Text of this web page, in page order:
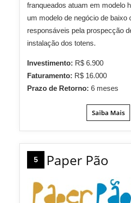
franqueados atuam em modelo
um modelo de negócio de baixo
responsáveis pela prospecção
instalação dos totens.
Investimento: R$ 6.900
Faturamento: R$ 16.000
Prazo de Retorno: 6 meses
Saiba Mais
5 Paper Pão